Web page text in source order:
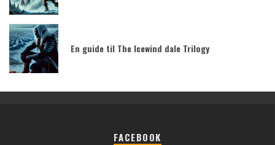
En guide til The Icewind dale Trilogy
FACEBOOK